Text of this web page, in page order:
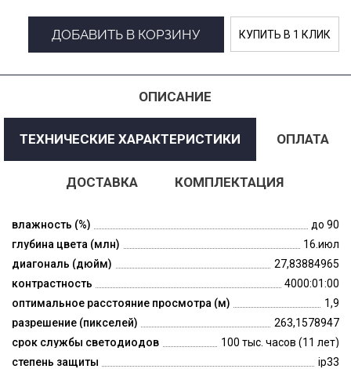
ДОБАВИТЬ В КОРЗИНУ КУПИТЬ В 1 КЛИК
ОПИСАНИЕ
ТЕХНИЧЕСКИЕ ХАРАКТЕРИСТИКИ ОПЛАТА
ДОСТАВКА КОМПЛЕКТАЦИЯ
влажность (%)
до 90
глубина цвета (млн)
16.июл
диагональ (дюйм)
27,83884965
контрастность
4000:01:00
оптимальное расстояние просмотра (м)
1,9
разрешение (пикселей)
263,1578947
срок службы светодиодов
100 тыс. часов (11 лет)
степень защиты
ip33